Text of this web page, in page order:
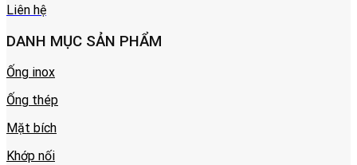
Liên hệ
DANH MỤC SẢN PHẨM
Ống inox
Ống thép
Mặt bích
Khớp nối